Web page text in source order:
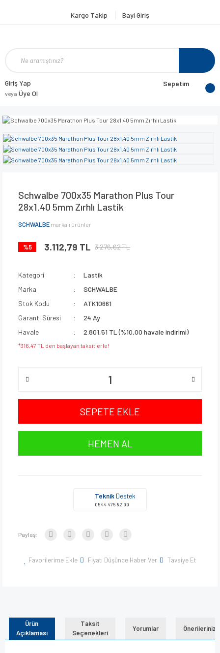
Kargo Takip Bayi Giriş
Giriş Yap
veya Üye Ol
Sepetim
Schwalbe 700x35 Marathon Plus Tour
28x1.40 5mm Zırhlı Lastik
SCHWALBE markalı ürünler
%5 3.112,79 TL 3.276,62 TL
Kategori
Lastik
Marka
SCHWALBE
Stok Kodu
ATK10661
Garanti Süresi
24 Ay
Havale
2.801,51 TL (%10,00 havale indirimi)
*316,47 TL den başlayan taksitlerle!
SEPETE EKLE
HEMEN AL
Teknik Destek
0544 475 82 99
Paylaş:
Favorilerime Ekle Fiyatı Düşünce Haber Ver Tavsiye Et
Ürün
Açıklaması
Taksit
Seçenekleri
Yorumlar Önerileriniz